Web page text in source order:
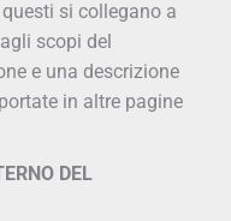
si collegano a
scopi del
e una descrizione
in altre pagine
DEL